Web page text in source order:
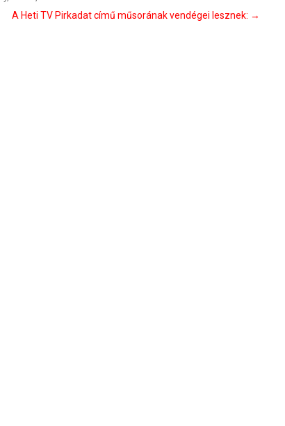
A Heti TV Pirkadat című műsorának vendégei lesznek: →